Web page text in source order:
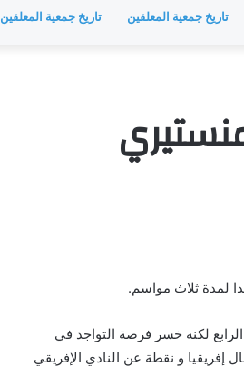
تاريخ جمعية المعلقين تاريخ جمعية المعلقين
لمدة ثلاث مواسم.
لكنه خسر فرصة التواجد في
إفريقيا و نقطة عن النادي الإفريقي